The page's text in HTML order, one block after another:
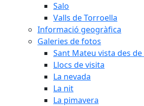
Salo
Valls de Torroella
Informació geogràfica
Galeries de fotos
Sant Mateu vista des
Llocs de visita
La nevada
La nit
La pimavera